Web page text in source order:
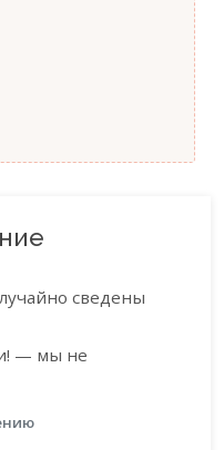
сведены
— мы не